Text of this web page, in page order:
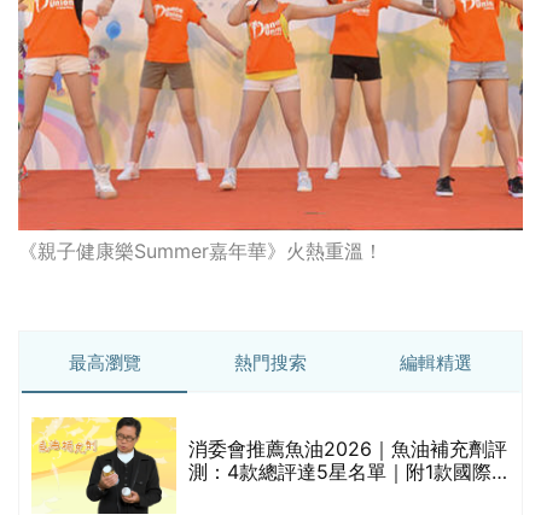
《親子健康樂Summer嘉年華》火熱重溫！
最高瀏覽 熱門搜索 編輯精選
消委會推薦魚油2026｜魚油補充劑評
測：4款總評達5星名單｜附1款國際